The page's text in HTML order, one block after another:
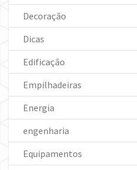
Decoração
Dicas
Edificação
Empilhadeiras
Energia
engenharia
Equipamentos